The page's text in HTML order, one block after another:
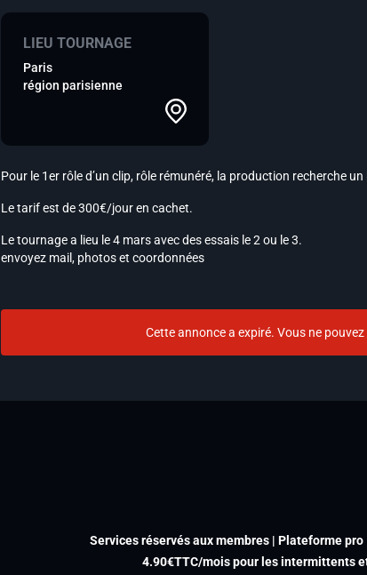
LIEU TOURNAGE
Paris
région parisienne
Pour le 1er rôle d’un clip, rôle rémunéré, la production recherche un
Le tarif est de 300€/jour en cachet.
Le tournage a lieu le 4 mars avec des essais le 2 ou le 3.
envoyez mail, photos et coordonnées
Cette annonce a expiré. Vous ne
Services réservés aux membres | Plateforme pro
4.90€TTC/mois pour les intermittents